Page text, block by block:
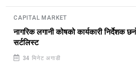
CAPITAL MARKET
नागरिक लगानी कोषको कार्यकारी निर्देशक
सर्टलिस्ट
34 मिनेट अगाडी